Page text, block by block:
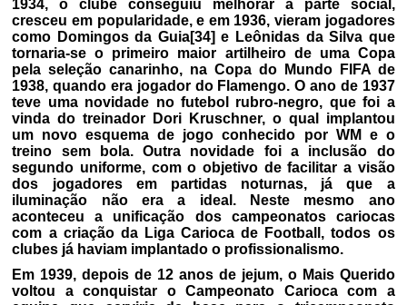
1934, o clube conseguiu melhorar a parte social,
cresceu em popularidade, e em 1936, vieram jogadores
como Domingos da Guia[34] e Leônidas da Silva que
tornaria-se o primeiro maior artilheiro de uma Copa
pela seleção canarinho, na Copa do Mundo FIFA de
1938, quando era jogador do Flamengo. O ano de 1937
teve uma novidade no futebol rubro-negro, que foi a
vinda do treinador Dori Kruschner, o qual implantou
um novo esquema de jogo conhecido por WM e o
treino sem bola. Outra novidade foi a inclusão do
segundo uniforme, com o objetivo de facilitar a visão
dos jogadores em partidas noturnas, já que a
iluminação não era a ideal. Neste mesmo ano
aconteceu a unificação dos campeonatos cariocas
com a criação da Liga Carioca de Football, todos os
clubes já haviam implantado o profissionalismo.
Em 1939, depois de 12 anos de jejum, o Mais Querido
voltou a conquistar o Campeonato Carioca com a